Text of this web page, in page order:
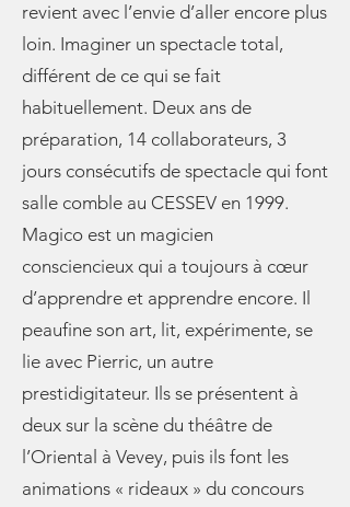
revient avec l’envie d’aller encore plus
loin. Imaginer un spectacle total,
différent de ce qui se fait
habituellement. Deux ans de
préparation, 14 collaborateurs, 3
jours consécutifs de spectacle qui font
salle comble au CESSEV en 1999.
Magico est un magicien
consciencieux qui a toujours à cœur
d’apprendre et apprendre encore. Il
peaufine son art, lit, expérimente, se
lie avec Pierric, un autre
prestidigitateur. Ils se présentent à
deux sur la scène du théâtre de
l’Oriental à Vevey, puis ils font les
animations « rideaux » du concours